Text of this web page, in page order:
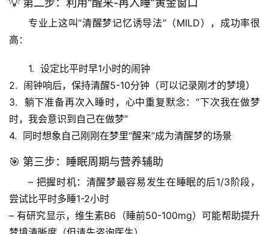
专
题
列
然
万
物
💡 第二步：利用“醒来-再入睡”黄金窗口
专业上这叫“清醒梦记忆诱导法”（MILD），成功率很
高：
1.  设定比平时早1小时的闹钟
2.  闹钟响后，保持清醒5-10分钟（可以记录刚才的梦境）
3.  躺下准备再次入睡时，心中重复默念：“下次我在做梦
时，我会意识到自己在做梦”
4.  同时想象自己刚刚在梦里“醒来”成为清醒梦的场景
🎯 第三步：睡眠周期与营养辅助
– 把握时机：清醒梦最容易发生在睡眠的后1/3阶段，
尝试比平时多睡1-2小时
– 有研究显示，维生素B6（睡前50-100mg）可能帮助提升